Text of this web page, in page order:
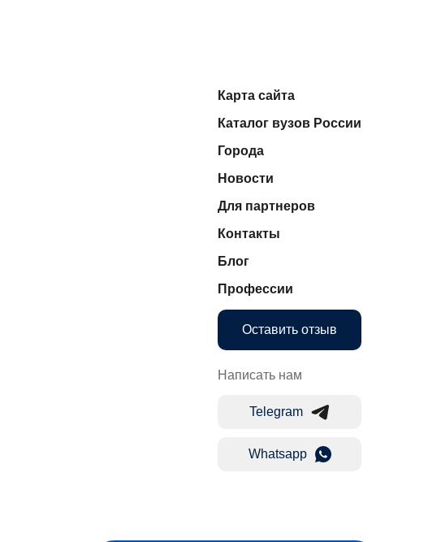
Карта сайта
Каталог вузов России
Города
Новости
Для партнеров
Контакты
Блог
Профессии
Оставить отзыв
Написать нам
Telegram
Whatsapp